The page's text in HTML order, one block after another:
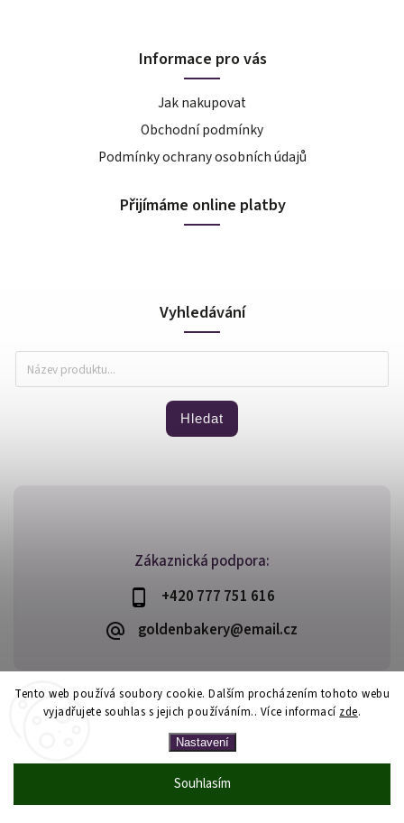
Tento web používá soubory cookie. Dalším procházením tohoto webu
vyjadřujete souhlas s jejich používáním.. Více informací zde.
Nastavení
Souhlasím
Zákaznická podpora:
+420 777 751 616
goldenbakery@email.cz
Informace pro vás
Jak nakupovat
Obchodní podmínky
Podmínky ochrany osobních údajů
Přijímáme online platby
Vyhledávání
Hledat
Copyright 2026Golden Bakery. Všechna práva vyhrazena.
VytvořilShoptet| Design